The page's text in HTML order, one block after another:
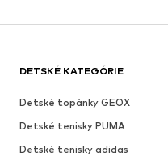
DETSKÉ KATEGÓRIE
Detské topánky GEOX
Detské tenisky PUMA
Detské tenisky adidas